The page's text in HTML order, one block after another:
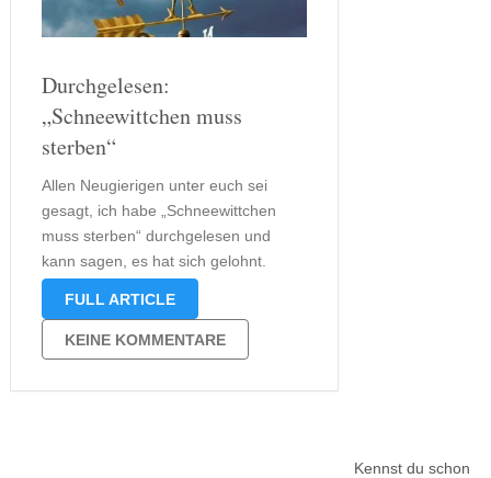
Durchgelesen:
„Schneewittchen muss
sterben“
Allen Neugierigen unter euch sei
gesagt, ich habe „Schneewittchen
muss sterben“ durchgelesen und
kann sagen, es hat sich gelohnt.
Entwicklungen Im Gegensatz zu ihren
hierbei jedoch weniger um einen
kompakten Handlungsablauf,
vielmehr erzählt Nele Neuhaus viele
FULL ARTICLE
KEINE KOMMENTARE
Kennst du schon